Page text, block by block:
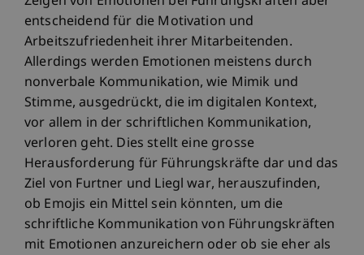
entscheidend für die Motivation und
Arbeitszufriedenheit ihrer Mitarbeitenden.
Allerdings werden Emotionen meistens durch
nonverbale Kommunikation, wie Mimik und
Stimme, ausgedrückt, die im digitalen Kontext,
vor allem in der schriftlichen Kommunikation,
verloren geht. Dies stellt eine grosse
Herausforderung für Führungskräfte dar und das
Ziel von Furtner und Liegl war, herauszufinden,
ob Emojis ein Mittel sein könnten, um die
schriftliche Kommunikation von Führungskräften
mit Emotionen anzureichern oder ob sie eher als